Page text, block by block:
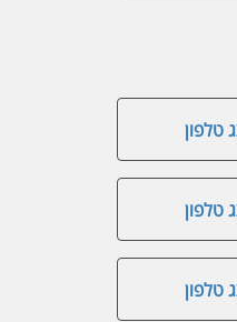
טלפון
טלפון
טלפון